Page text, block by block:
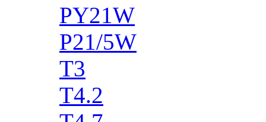
PY21W
P21/5W
T3
T4.2